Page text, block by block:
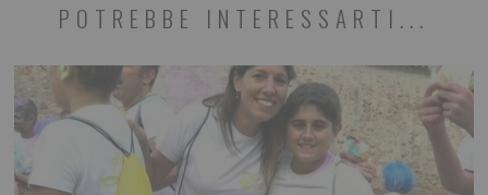
POTREBBE INTERESSARTI...